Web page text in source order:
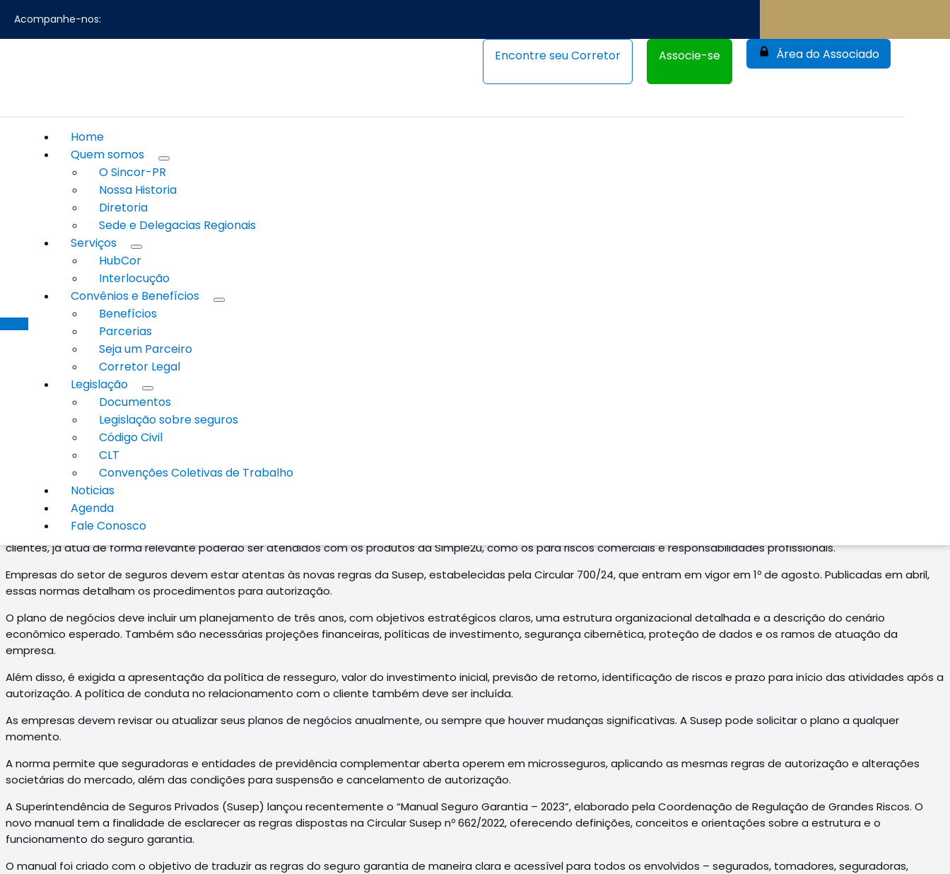
Acompanhe-nos:
Encontre seu Corretor Associe-se Área do Associado
Home
Quem somos
O Sincor-PR
Nossa Historia
Diretoria
Sede e Delegacias Regionais
Serviços
HubCor
Interlocução
Convênios e Benefícios
Benefícios
Parcerias
Seja um Parceiro
Corretor Legal
Legislação
Documentos
Legislação sobre seguros
Código Civil
CLT
Convenções Coletivas de Trabalho
Noticias
Agenda
Fale Conosco
A Simple2u, seguradora digital especializada em soluções sob demanda e integrante do Grupo MAG, recebeu no último dia 23 a autorização da Superintendência de Seguros
Privados (Susep) para atuar como seguradora em todo o Brasil. A insurtech, que tem o objetivo de oferecer flexibilidade e diferenciais competitivos comparados às ofertas
mais tradicionais,participou da primeira edição do Sandbox Regulatório, ambiente experimental para empresas de tecnologia aplicarem novas metodologias e processos para
o setor de seguros.
A seguradora investiu R$16 milhões com o objetivo de ampliar seu portfólio de produtos de modelo on demand, além de aumentar a oferta de apólices com outras opções de
vigência e capitais mais elevados, ultrapassando o teto anterior de R$100 mil. Junto a essa mudança, os segmentos em que o Grupo MAG, hoje com mais de 6 milhões de
clientes, já atua de forma relevante poderão ser atendidos com os produtos da Simple2u, como os para riscos comerciais e responsabilidades profissionais.
Empresas do setor de seguros devem estar atentas às novas regras da Susep, estabelecidas pela Circular 700/24, que entram em vigor em 1º de agosto. Publicadas em abril,
essas normas detalham os procedimentos para autorização.
O plano de negócios deve incluir um planejamento de três anos, com objetivos estratégicos claros, uma estrutura organizacional detalhada e a descrição do cenário
econômico esperado. Também são necessárias projeções financeiras, políticas de investimento, segurança cibernética, proteção de dados e os ramos de atuação da
empresa.
Além disso, é exigida a apresentação da política de resseguro, valor do investimento inicial, previsão de retorno, identificação de riscos e prazo para início das atividades após a
autorização. A política de conduta no relacionamento com o cliente também deve ser incluída.
As empresas devem revisar ou atualizar seus planos de negócios anualmente, ou sempre que houver mudanças significativas. A Susep pode solicitar o plano a qualquer
momento.
A norma permite que seguradoras e entidades de previdência complementar aberta operem em microsseguros, aplicando as mesmas regras de autorização e alterações
societárias do mercado, além das condições para suspensão e cancelamento de autorização.
A Superintendência de Seguros Privados (Susep) lançou recentemente o “Manual Seguro Garantia – 2023”, elaborado pela Coordenação de Regulação de Grandes Riscos. O
novo manual tem a finalidade de esclarecer as regras dispostas na Circular Susep nº 662/2022, oferecendo definições, conceitos e orientações sobre a estrutura e o
funcionamento do seguro garantia.
O manual foi criado com o objetivo de traduzir as regras do seguro garantia de maneira clara e acessível para todos os envolvidos – segurados, tomadores, seguradoras,